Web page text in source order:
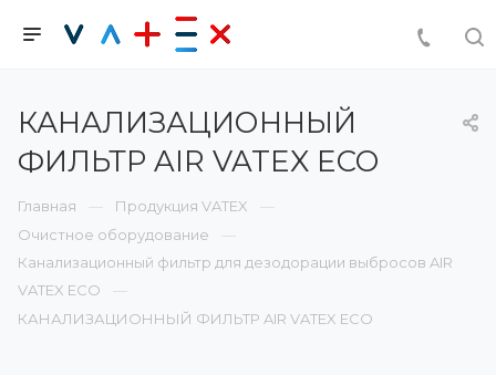
КАНАЛИЗАЦИОННЫЙ
ФИЛЬТР AIR VATEX ECO
Главная
Продукция VATEX
Очистное оборудование
Канализационный фильтр для дезодорации выбросов AIR
VATEX ECO
КАНАЛИЗАЦИОННЫЙ ФИЛЬТР AIR VATEX ECO